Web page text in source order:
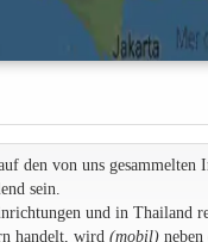
den von uns gesammelten
sein.
und in Thailand
handelt, wird (mobil)neben